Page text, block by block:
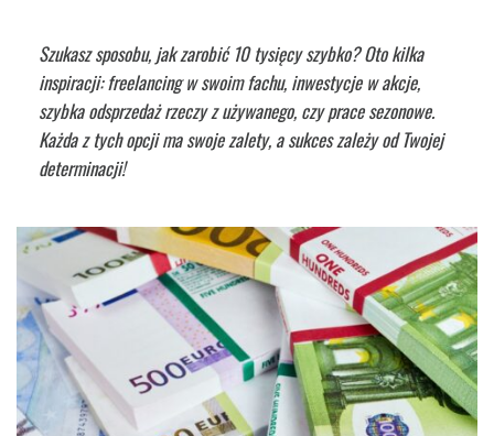
Szukasz sposobu, jak zarobić 10 tysięcy szybko? Oto kilka
inspiracji: freelancing w swoim fachu, inwestycje w akcje,
szybka odsprzedaż rzeczy z używanego, czy prace sezonowe.
Każda z tych opcji ma swoje zalety, a sukces zależy od Twojej
determinacji!